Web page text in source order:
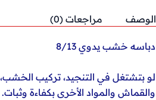
الوصف مراجعات (0)
دباسه خشب يدوي 8/13
والقماش والمواد الأخرى بكفاءة وثبات.